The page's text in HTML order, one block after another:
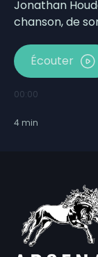
Jonathan
chanson, de
Écouter
00:00
4 min